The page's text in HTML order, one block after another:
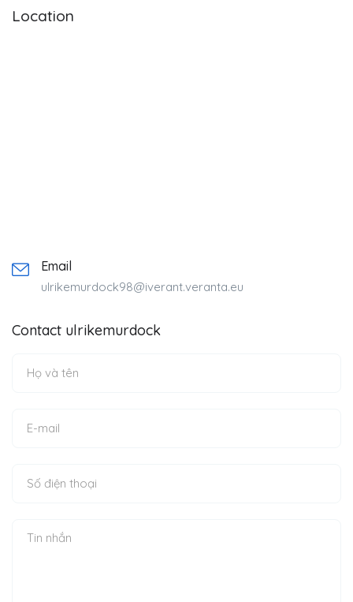
Location
Email
ulrikemurdock98@iverant.veranta.eu
Contact ulrikemurdock